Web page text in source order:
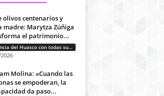
olivos centenarios y
madre: Marytza Zúñiga
el patrimonio...
Provincia del Huasco con todas sus letras: Historias que unen cultura, diversidad e identidad
Molina: «Cuando las
se empoderan, la
da paso...